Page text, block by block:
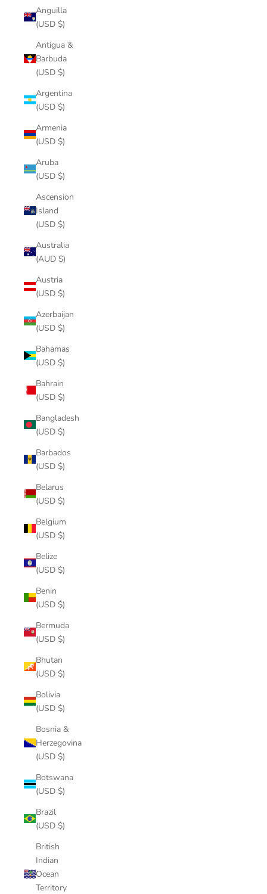
Anguilla
(USD $)
Antigua &
Barbuda
(USD $)
Argentina
(USD $)
Armenia
(USD $)
Aruba
(USD $)
Ascension
Island
(USD $)
Australia
(AUD $)
Austria
(USD $)
Azerbaijan
(USD $)
Bahamas
(USD $)
Bahrain
(USD $)
Bangladesh
(USD $)
Barbados
(USD $)
Belarus
(USD $)
Belgium
(USD $)
Belize
(USD $)
Benin
(USD $)
Bermuda
(USD $)
Bhutan
(USD $)
Bolivia
(USD $)
Bosnia &
Herzegovina
(USD $)
Botswana
(USD $)
Brazil
(USD $)
British
Indian
Ocean
Territory